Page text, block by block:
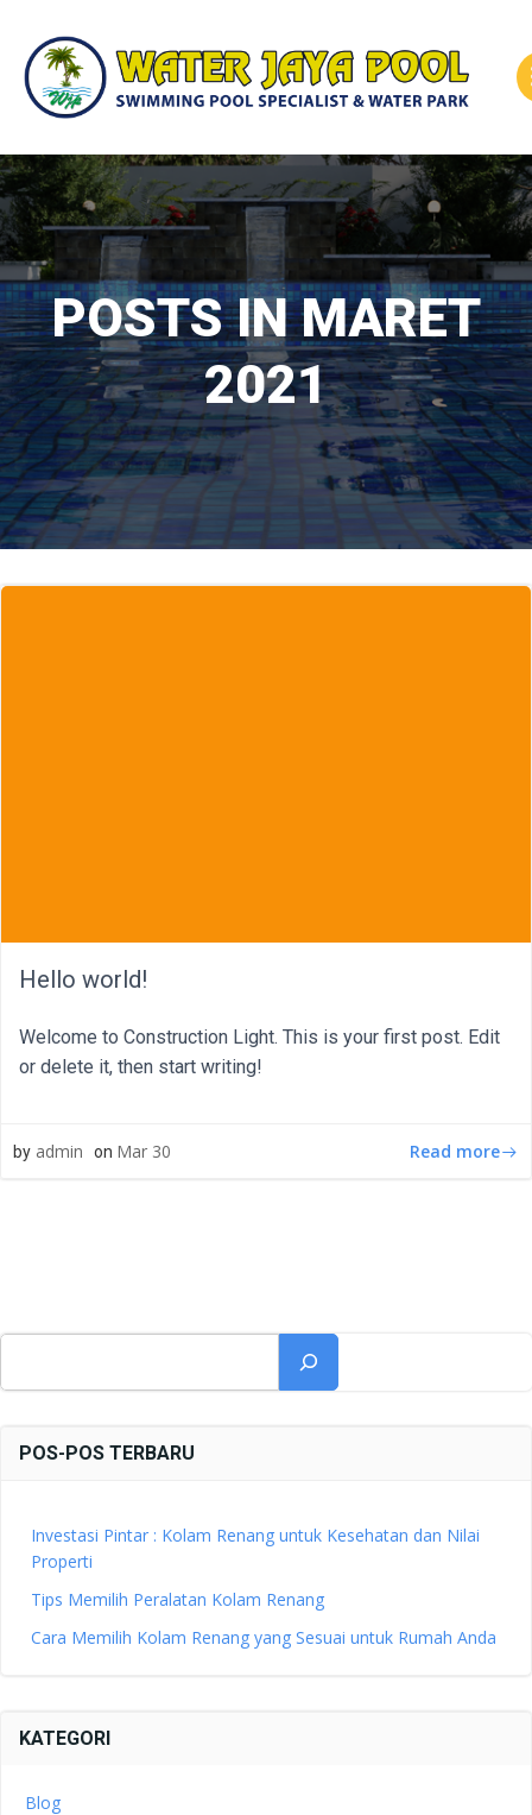
content
POSTS IN MARET
2021
Hello world!
Welcome to Construction Light. This is your first post. Edit
or delete it, then start writing!
by admin on Mar 30 Read more
POS-POS TERBARU
Investasi Pintar : Kolam Renang untuk Kesehatan dan Nilai
Properti
Tips Memilih Peralatan Kolam Renang
Cara Memilih Kolam Renang yang Sesuai untuk Rumah Anda
KATEGORI
Blog